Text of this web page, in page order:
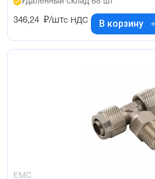
346,24 ₽/штс НДС В корзину
EMC